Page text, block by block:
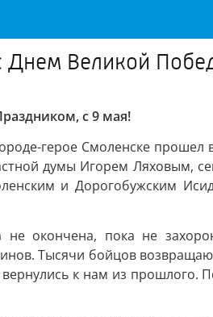
Днем Великой
с 9 мая!
герое Смоленске
думы Игорем Ляховым,
и Дорогобужским
не окончена, пока не
Тысячи бойцов
к нам из